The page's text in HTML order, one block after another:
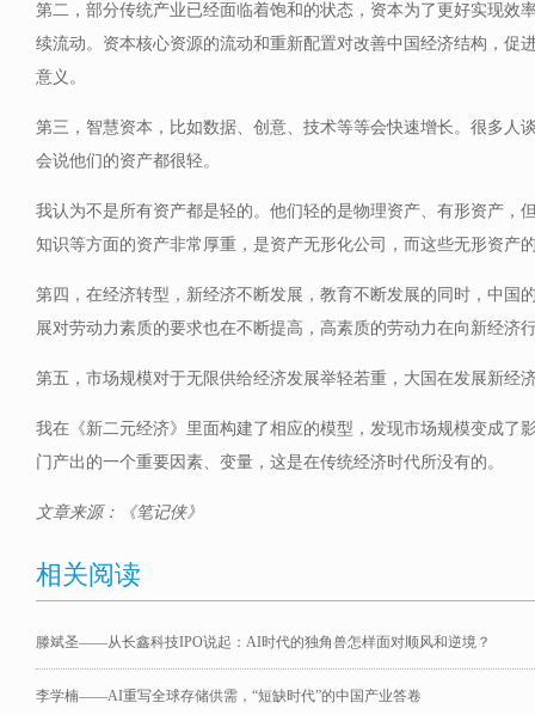
第二，部分传统产业已经面临着饱和的状态，资本为了更好实现效
续流动。资本核心资源的流动和重新配置对改善中国经济结构，促
意义。
第三，智慧资本，比如数据、创意、技术等等会快速增长。很多人
会说他们的资产都很轻。
我认为不是所有资产都是轻的。他们轻的是物理资产、有形资产，
知识等方面的资产非常厚重，是资产无形化公司，而这些无形资产
第四，在经济转型，新经济不断发展，教育不断发展的同时，中国
展对劳动力素质的要求也在不断提高，高素质的劳动力在向新经济
第五，市场规模对于无限供给经济发展举轻若重，大国在发展新经
我在《新二元经济》里面构建了相应的模型，发现市场规模变成了
门产出的一个重要因素、变量，这是在传统经济时代所没有的。
文章来源：《笔记侠》
相关阅读
滕斌圣——从长鑫科技IPO说起：AI时代的独角兽怎样面对顺风和逆境？
李学楠——AI重写全球存储供需，“短缺时代”的中国产业答卷